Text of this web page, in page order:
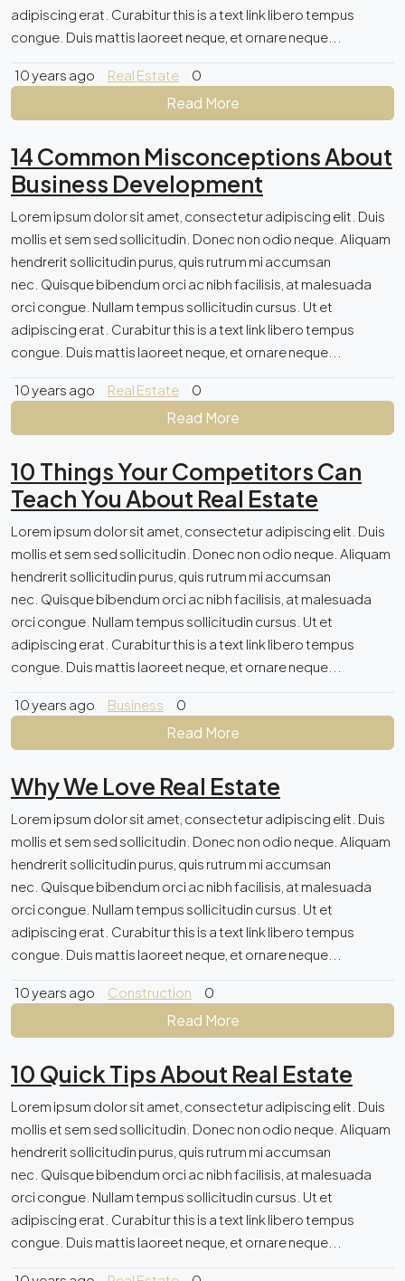
adipiscing erat. Curabitur this is a text link libero tempus
congue. Duis mattis laoreet neque, et ornare neque...
10 years ago Real Estate 0
Read More
14 Common Misconceptions About
Business Development
Lorem ipsum dolor sit amet, consectetur adipiscing elit. Duis
mollis et sem sed sollicitudin. Donec non odio neque. Aliquam
hendrerit sollicitudin purus, quis rutrum mi accumsan
nec. Quisque bibendum orci ac nibh facilisis, at malesuada
orci congue. Nullam tempus sollicitudin cursus. Ut et
adipiscing erat. Curabitur this is a text link libero tempus
congue. Duis mattis laoreet neque, et ornare neque...
10 years ago Real Estate 0
Read More
10 Things Your Competitors Can
Teach You About Real Estate
Lorem ipsum dolor sit amet, consectetur adipiscing elit. Duis
mollis et sem sed sollicitudin. Donec non odio neque. Aliquam
hendrerit sollicitudin purus, quis rutrum mi accumsan
nec. Quisque bibendum orci ac nibh facilisis, at malesuada
orci congue. Nullam tempus sollicitudin cursus. Ut et
adipiscing erat. Curabitur this is a text link libero tempus
congue. Duis mattis laoreet neque, et ornare neque...
10 years ago Business 0
Read More
Why We Love Real Estate
Lorem ipsum dolor sit amet, consectetur adipiscing elit. Duis
mollis et sem sed sollicitudin. Donec non odio neque. Aliquam
hendrerit sollicitudin purus, quis rutrum mi accumsan
nec. Quisque bibendum orci ac nibh facilisis, at malesuada
orci congue. Nullam tempus sollicitudin cursus. Ut et
adipiscing erat. Curabitur this is a text link libero tempus
congue. Duis mattis laoreet neque, et ornare neque...
10 years ago Construction 0
Read More
10 Quick Tips About Real Estate
Lorem ipsum dolor sit amet, consectetur adipiscing elit. Duis
mollis et sem sed sollicitudin. Donec non odio neque. Aliquam
hendrerit sollicitudin purus, quis rutrum mi accumsan
nec. Quisque bibendum orci ac nibh facilisis, at malesuada
orci congue. Nullam tempus sollicitudin cursus. Ut et
adipiscing erat. Curabitur this is a text link libero tempus
congue. Duis mattis laoreet neque, et ornare neque...